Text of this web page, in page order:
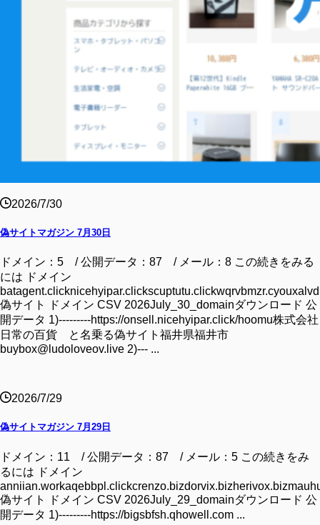
2026/7/30
偽サイトマガジン 7月30日
ドメイン：5 / 公開データ：87 / メール：8 この続きをみる
には ドメイン
偽サイト ドメイン CSV 2026July_30_domainダウンロード 公
開データ 1)---------https://onsell.nicehyipar.click/hoomu株式会社
日常の百貨 と名乗る偽サイト福井県福井市
buybox@ludoloveov.live 2)--- ...
2026/7/29
偽サイトマガジン 7月29日
ドメイン：11 / 公開データ：87 / メール：5 この続きをみ
るには ドメイン
偽サイト ドメイン CSV 2026July_29_domainダウンロード 公
開データ 1)---------https://bigsbfsh.qhowell.com ...